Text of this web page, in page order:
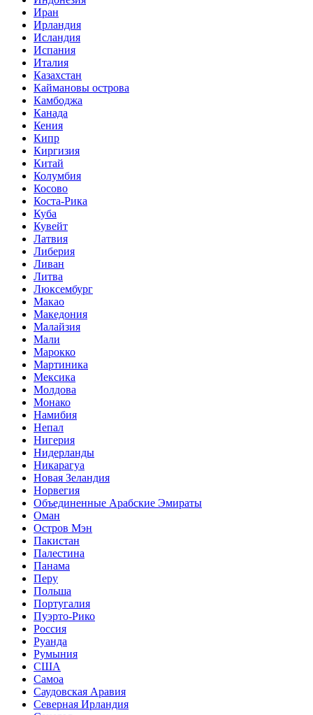
Иран
Ирландия
Исландия
Испания
Италия
Казахстан
Каймановы острова
Камбоджа
Канада
Кения
Кипр
Киргизия
Китай
Колумбия
Косово
Коста-Рика
Куба
Кувейт
Латвия
Либерия
Ливан
Литва
Люксембург
Макао
Македония
Малайзия
Мали
Марокко
Мартиника
Мексика
Молдова
Монако
Намибия
Непал
Нигерия
Нидерланды
Никарагуа
Новая Зеландия
Норвегия
Объединенные Арабские Эмираты
Оман
Остров Мэн
Пакистан
Палестина
Панама
Перу
Польша
Португалия
Пуэрто-Рико
Россия
Руанда
Румыния
США
Самоа
Саудовская Аравия
Северная Ирландия